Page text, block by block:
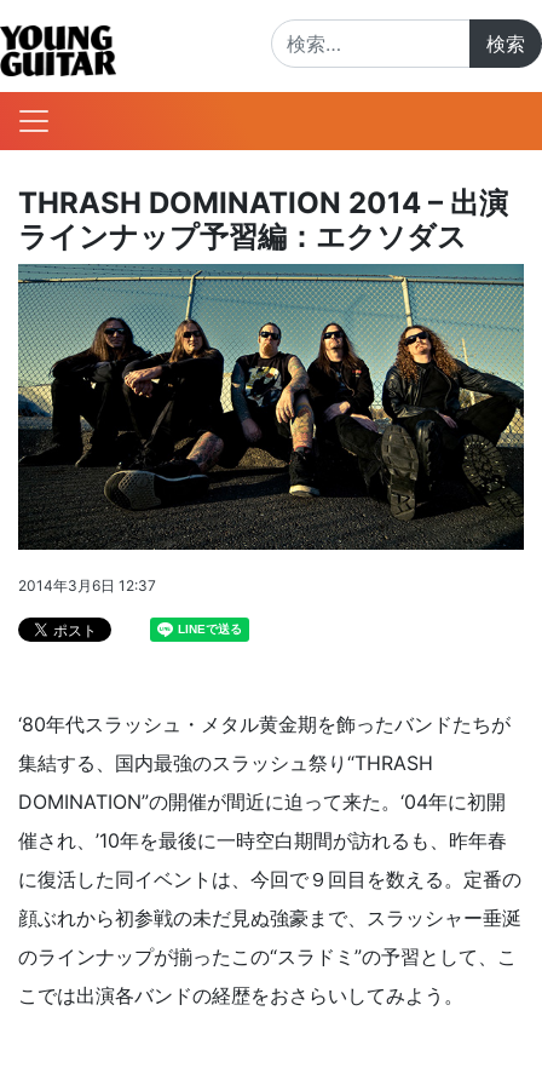
THRASH DOMINATION 2014 – 出演
ラインナップ予習編：エクソダス
2014年3月6日 12:37
‘80年代スラッシュ・メタル黄金期を飾ったバンドたちが
集結する、国内最強のスラッシュ祭り“THRASH
DOMINATION”の開催が間近に迫って来た。‘04年に初開
催され、’10年を最後に一時空白期間が訪れるも、昨年春
に復活した同イベントは、今回で９回目を数える。定番の
顔ぶれから初参戦の未だ見ぬ強豪まで、スラッシャー垂涎
のラインナップが揃ったこの“スラドミ”の予習として、こ
こでは出演各バンドの経歴をおさらいしてみよう。